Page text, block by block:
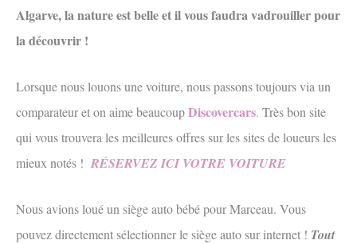
Algarve, la nature est belle et il vous faudra vadrouiller pour
la découvrir !
Lorsque nous louons une voiture, nous passons toujours via un
comparateur et on aime beaucoupDiscovercars. Très bon site
qui vous trouvera les meilleures offres sur les sites de loueurs les
mieux notés ! RÉSERVEZ ICI VOTRE VOITURE
Nous avions loué un siège auto bébé pour Marceau. Vous
pouvez directement sélectionner le siège auto sur internet ! Tout